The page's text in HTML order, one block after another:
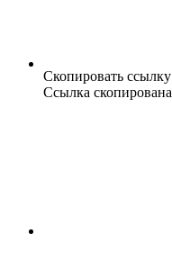
Скопировать ссылку
Ссылка скопирована